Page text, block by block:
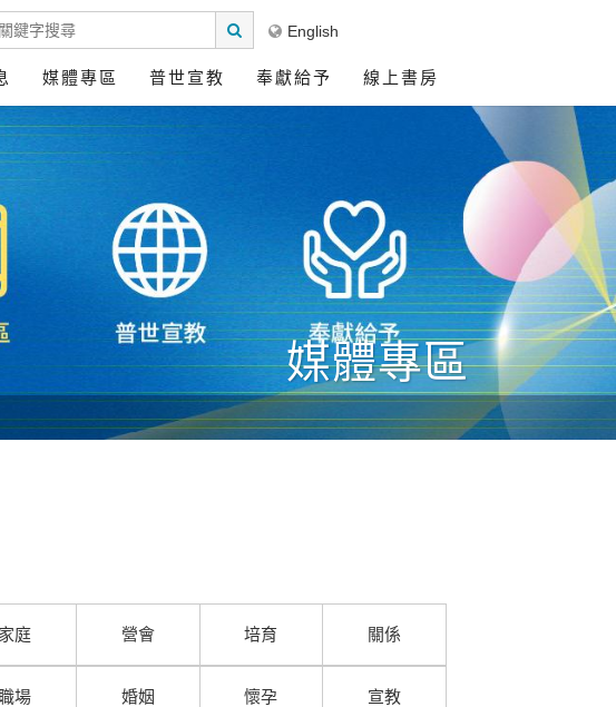
English
媒體專區 普世宣教 奉獻給予 線上書房
媒體專區
家庭 營會 培育 關係
場 婚姻 懷孕 宣教